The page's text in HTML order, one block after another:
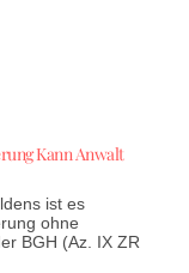
Kann Anwalt
ist es
ohne
BGH (Az. IX ZR